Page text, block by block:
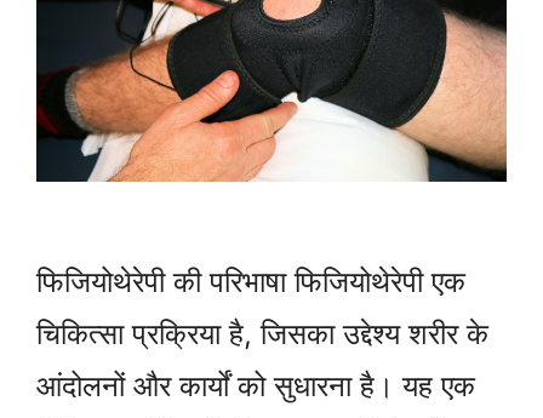
फिजियोथेरेपी की परिभाषा फिजियोथेरेपी एक
चिकित्सा प्रक्रिया है, जिसका उद्देश्य शरीर के
आंदोलनों और कार्यों को सुधारना है। यह एक